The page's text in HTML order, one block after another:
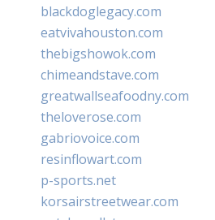
blackdoglegacy.com
eatvivahouston.com
thebigshowok.com
chimeandstave.com
greatwallseafoodny.com
theloverose.com
gabriovoice.com
resinflowart.com
p-sports.net
korsairstreetwear.com